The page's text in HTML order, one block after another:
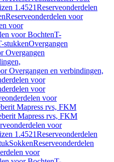
1.4521Reserveonderdelen
Reserveonderdelen voor
voor
voor BochtenT-
stukkenOvergangen
Overgangen
Overgangen en verbindingen,
voor
voor
voor
Mapress rvs, FKM
Mapress rvs, FKM
voor
1.4521Reserveonderdelen
SokkenReserveonderdelen
voor